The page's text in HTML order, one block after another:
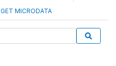
GET MICRODATA